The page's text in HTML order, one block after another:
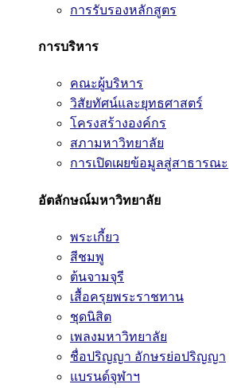
การรับรองหลักสูตร
การบริหาร
คณะผู้บริหาร
วิสัยทัศน์และยุทธศาสตร์
โครงสร้างองค์กร
สภามหาวิทยาลัย
การเปิดเผยข้อมูลสู่สาธารณะ
อัตลักษณ์มหาวิทยาลัย
พระเกี้ยว
สีชมพู
ต้นจามจุรี
เสื้อครุยพระราชทาน
ชุดนิสิต
เพลงมหาวิทยาลัย
ชื่อปริญญา อักษรย่อปริญญา
แบรนด์จุฬาฯ